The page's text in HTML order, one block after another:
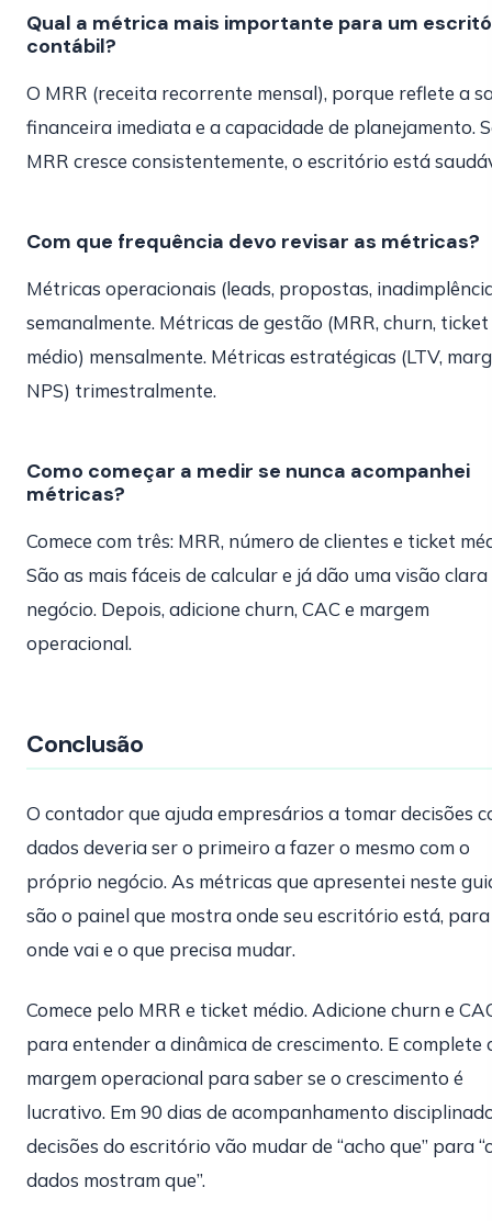
Qual a métrica mais importante para um
contábil?
O MRR (receita recorrente mensal), porque reflete a
financeira imediata e a capacidade de planejamento.
MRR cresce consistentemente, o escritório está
Com que frequência devo revisar as métricas?
Métricas operacionais (leads, propostas,
semanalmente. Métricas de gestão (MRR, churn, ticket
médio) mensalmente. Métricas estratégicas (LTV,
NPS) trimestralmente.
Como começar a medir se nunca acompanhei
métricas?
Comece com três: MRR, número de clientes e ticket
São as mais fáceis de calcular e já dão uma visão
negócio. Depois, adicione churn, CAC e margem
operacional.
Conclusão
O contador que ajuda empresários a tomar decisões
dados deveria ser o primeiro a fazer o mesmo com o
próprio negócio. As métricas que apresentei neste
são o painel que mostra onde seu escritório está, para
onde vai e o que precisa mudar.
Comece pelo MRR e ticket médio. Adicione churn e
para entender a dinâmica de crescimento. E complete
margem operacional para saber se o crescimento é
lucrativo. Em 90 dias de acompanhamento
decisões do escritório vão mudar de “acho que” para
dados mostram que”.